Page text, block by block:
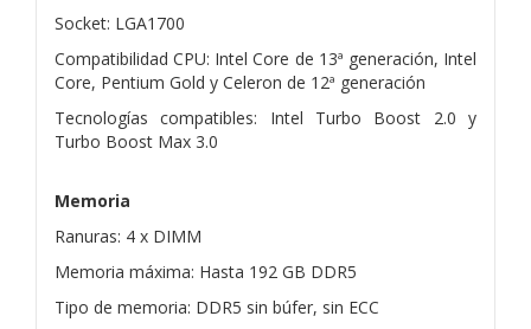
Socket: LGA1700
Compatibilidad CPU: Intel Core de 13ª generación, Intel
Core, Pentium Gold y Celeron de 12ª generación
Tecnologías compatibles: Intel Turbo Boost 2.0 y
Turbo Boost Max 3.0
Memoria
Ranuras: 4 x DIMM
Memoria máxima: Hasta 192 GB DDR5
Tipo de memoria: DDR5 sin búfer, sin ECC